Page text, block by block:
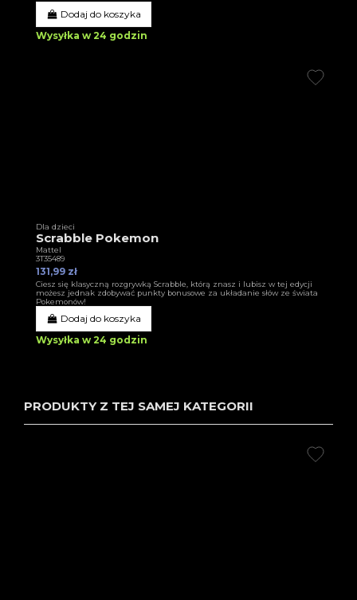
Dodaj do koszyka
Wysyłka w 24 godzin
Dla dzieci
Scrabble Pokemon
Mattel
3T35489
131,99 zł
Ciesz się klasyczną rozgrywką Scrabble, którą znasz i lubisz w tej edycji
możesz jednak zdobywać punkty bonusowe za układanie słów ze świata
Pokemonów!
Dodaj do koszyka
Wysyłka w 24 godzin
PRODUKTY Z TEJ SAMEJ KATEGORII